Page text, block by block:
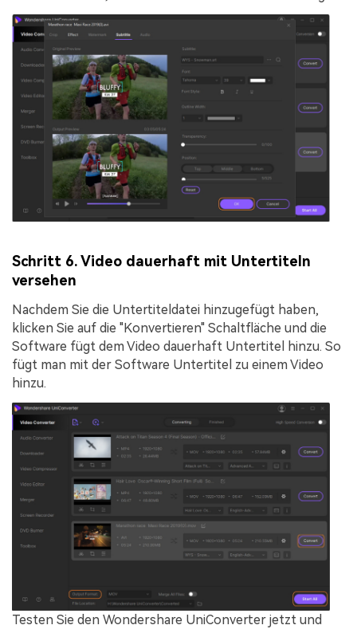
Schritt 6. Video dauerhaft mit Untertiteln
versehen
Nachdem Sie die Untertiteldatei hinzugefügt haben,
klicken Sie auf die "Konvertieren" Schaltfläche und die
Software fügt dem Video dauerhaft Untertitel hinzu. So
fügt man mit der Software Untertitel zu einem Video
hinzu.
Testen Sie den Wondershare UniConverter jetzt und